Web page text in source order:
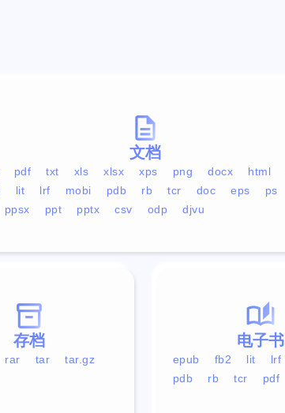
文档
pdf txt xls xlsx xps png docx html
lit lrf mobi pdb rb tcr doc eps ps
ppsx ppt pptx csv odp djvu
电子书
epub fb2 lit lrf
pdb
rb tcr pdf
存档
rar tar
tar.gz